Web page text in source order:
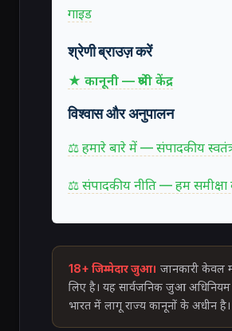
गाइड
श्रेणी ब्राउज़ करें
★ कानूनी — श्रेणी केंद्र
विश्वास और अनुपालन
⚖ हमारे बारे में — संपादकीय
⚖ संपादकीय नीति — हम
18+ जिम्मेदार जुआ। जानकारी केवल
लिए है। यह सार्वजनिक जुआ
भारत में लागू राज्य कानूनों के अधीन है।